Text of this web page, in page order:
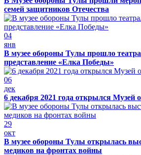
семей защитников Отечества
04
янв
В музее обороны Тулы прошло
представление «Елка Победы»
06
дек
6 декабря 2021 года открылся Музей
29
окт
В музее обороны Тулы открылась
медиков на фронтах войны